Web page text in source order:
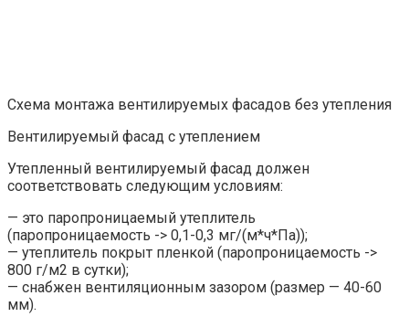
Схема монтажа вентилируемых фасадов без утепления
Вентилируемый фасад с утеплением
Утепленный вентилируемый фасад должен
соответствовать следующим условиям:
— это паропроницаемый утеплитель
(паропроницаемость -> 0,1-0,3 мг/(м*ч*Па));
— утеплитель покрыт пленкой (паропроницаемость ->
800 г/м2 в сутки);
— снабжен вентиляционным зазором (размер — 40-60
мм).